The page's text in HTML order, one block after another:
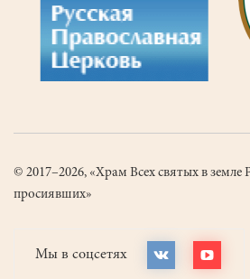
© 2017–2026, «Храм Всех святых в земле
просиявших»
Мы в соцсетях